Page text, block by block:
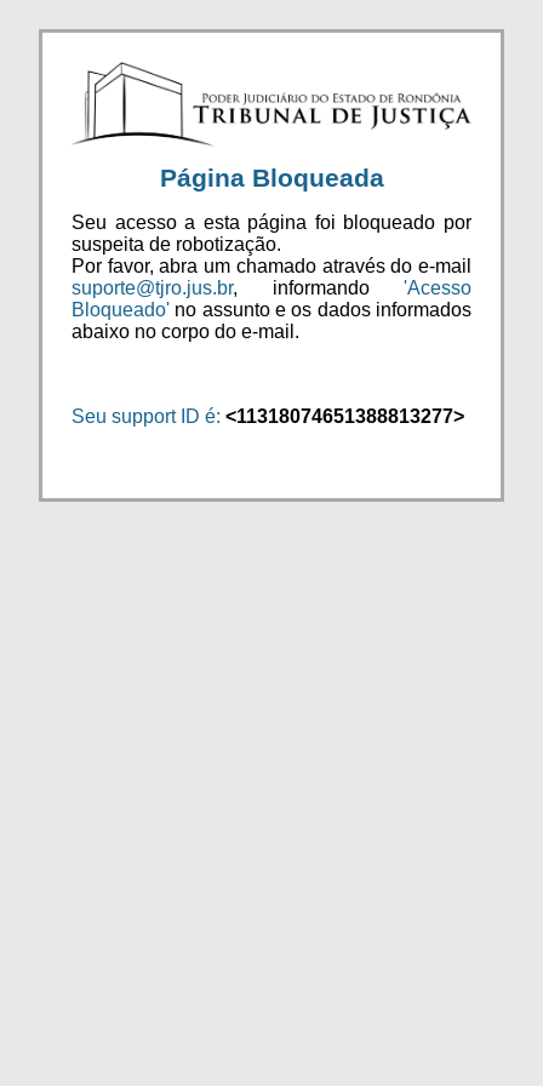
Página Bloqueada
Seu acesso a esta página foi bloqueado por
suspeita de robotização.
Por favor, abra um chamado através do e-mail
suporte@tjro.jus.br, informando 'Acesso
Bloqueado' no assunto e os dados informados
abaixo no corpo do e-mail.
Seu support ID é: <11318074651388813277>